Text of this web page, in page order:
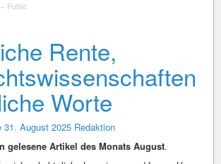
– Public
Rente,
Worte
31. August 2025 Redaktion
gelesene Artikel des Monats August.